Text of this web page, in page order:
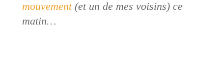
mouvement(et un de mes voisins) ce
matin…